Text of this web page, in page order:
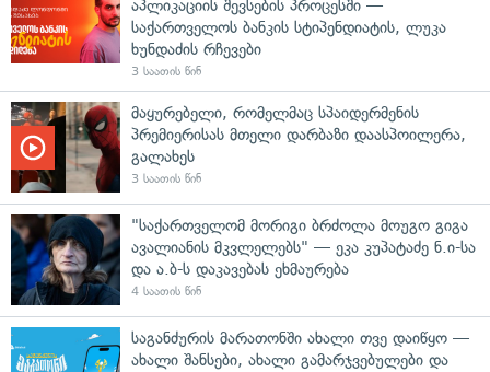
აპლიკაციის შევსების პროცესში —
საქართველოს ბანკის სტიპენდიატის, ლუკა
ხუნდაძის რჩევები
3 საათის წინ
მაყურებელი, რომელმაც სპაიდერმენის
პრემიერისას მთელი დარბაზი დაასპოილერა,
გალახეს
3 საათის წინ
"საქართველომ მორიგი ბრძოლა მოუგო გიგა
ავალიანის მკვლელებს" — ეკა კუპატაძე ნ.ი-სა
და ა.ბ-ს დაკავებას ეხმაურება
4 საათის წინ
საგანძურის მარათონში ახალი თვე დაიწყო —
ახალი შანსები, ახალი გამარჯვებულები და